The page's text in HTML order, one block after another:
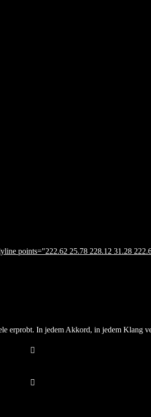
points="222.62 25.78 228.12 31.28
erprobt. In jedem Akkord, in jedem Klang